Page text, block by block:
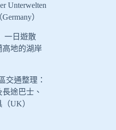
Unterwelten
）
一日遊散
高地的湖岸
交通整理：
途巴士、
UK）